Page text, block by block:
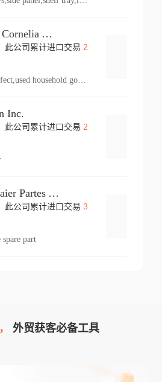
Russell James Cornelia Arlington Va
此公司累计进口交易 2
personal effect,used household goods
Inc.
此公司累计进口交易 2
Dpm Draexlmaier Partes Automotrices Corr Ind Huejotzingo
此公司累计进口交易 3
part
外贸获客必备工具